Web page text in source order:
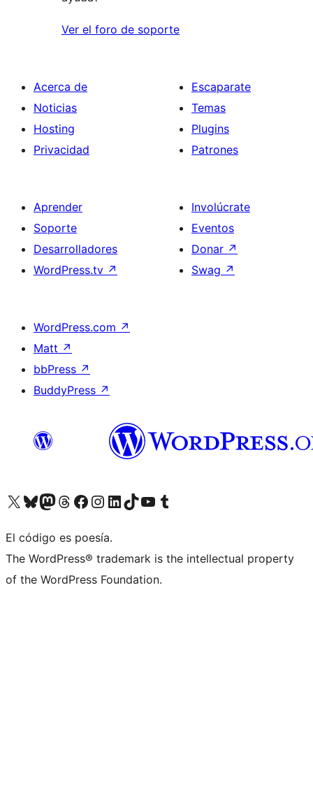
Ver el foro de soporte
Acerca de
Noticias
Hosting
Privacidad
Escaparate
Temas
Plugins
Patrones
Aprender
Soporte
Desarrolladores
WordPress.tv ↗
Involúcrate
Eventos
Donar ↗
Swag ↗
WordPress.com ↗
Matt ↗
bbPress ↗
BuddyPress ↗
Visita nuestra cuenta de X (anteriormente Twitter)
Visita nuestra cuenta de Bluesky
Visita nuestra cuenta de Mastodon
Visita nuestra cuenta de Threads
Visita nuestra página de Facebook
Visita nuestra cuenta de Instagram
Visita nuestra cuenta de LinkedIn
Visita nuestra cuenta de TikTok
Visita nuestro canal de YouTube
Visita nuestra cuenta de Tumblr
El código es poesía.
The WordPress® trademark is the intellectual property
of the WordPress Foundation.